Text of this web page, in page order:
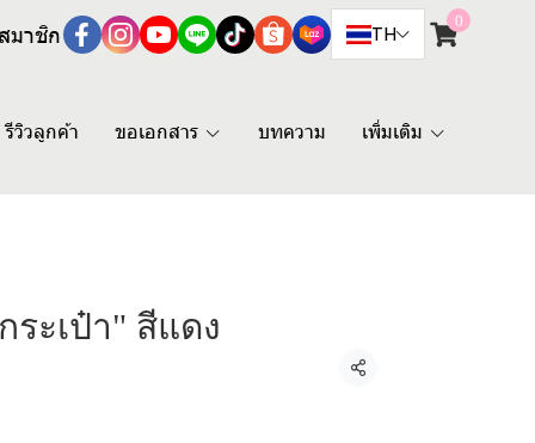
มาชิก TH
0
รีวิวลูกค้า ขอเอกสาร บทความ เพิ่มเติม
ระเป๋า" สีแดง
แชร์